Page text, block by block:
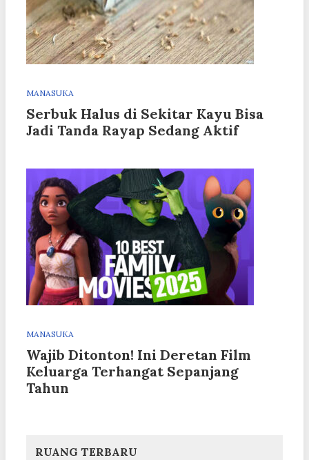
MANASUKA
Serbuk Halus di Sekitar Kayu Bisa
Jadi Tanda Rayap Sedang Aktif
MANASUKA
Wajib Ditonton! Ini Deretan Film
Keluarga Terhangat Sepanjang
Tahun
RUANG TERBARU